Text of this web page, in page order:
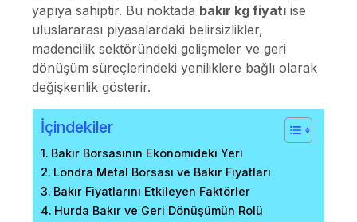
yapıya sahiptir. Bu noktada bakır kg fiyatı ise
uluslararası piyasalardaki belirsizlikler,
madencilik sektöründeki gelişmeler ve geri
dönüşüm süreçlerindeki yeniliklere bağlı olarak
değişkenlik gösterir.
İçindekiler
Bakır Borsasının Ekonomideki Yeri
Londra Metal Borsası ve Bakır Fiyatları
Bakır Fiyatlarını Etkileyen Faktörler
Hurda Bakır ve Geri Dönüşümün Rolü